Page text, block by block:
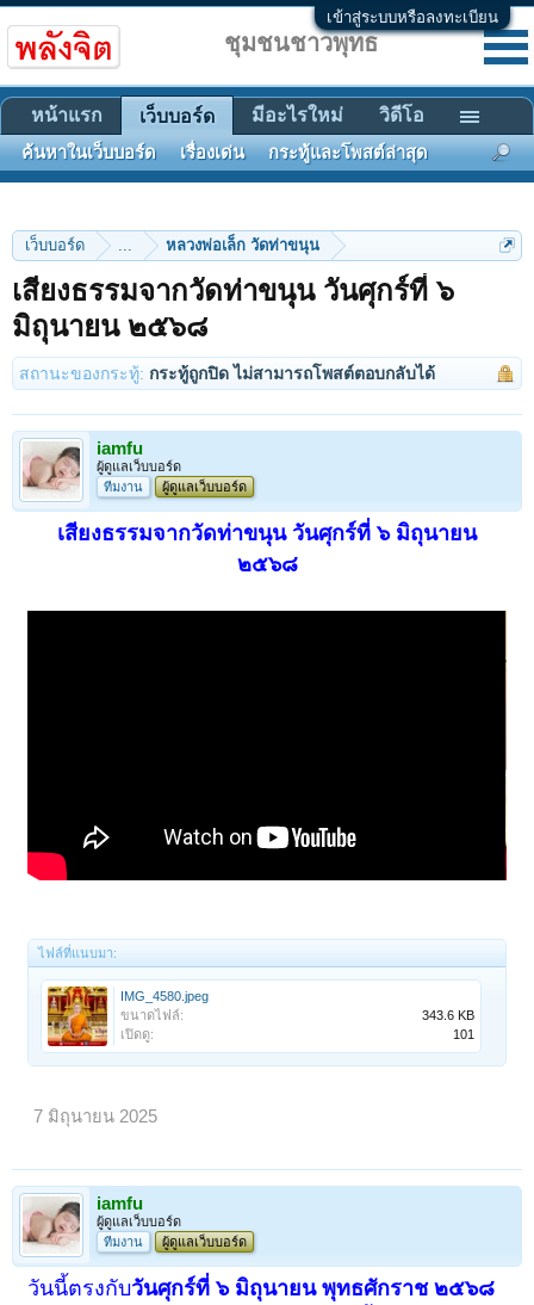
เข้าสู่ระบบหรือลงทะเบียน
เว็บบอร์ด ... หลวงพ่อเล็ก วัดท่าขนุน
เสียงธรรมจากวัดท่าขนุน วันศุกร์ที่ ๖
มิถุนายน ๒๕๖๘
สถานะของกระทู้: กระทู้ถูกปิด ไม่สามารถโพสต์ตอบกลับได้
iamfu
ผู้ดูแลเว็บบอร์ด
ทีมงาน
ผู้ดูแลเว็บบอร์ด
เสียงธรรมจากวัดท่าขนุน วันศุกร์ที่ ๖ มิถุนายน
๒๕๖๘
ไฟล์ที่แนบมา:
IMG_4580.jpeg
ขนาดไฟล์:
343.6 KB
เปิดดู:
101
7 มิถุนายน 2025
iamfu
ผู้ดูแลเว็บบอร์ด
ทีมงาน
ผู้ดูแลเว็บบอร์ด
วันนี้ตรงกับวันศุกร์ที่ ๖ มิถุนายน พุทธศักราช ๒๕๖๘
ชุมชนชาวพุทธ
หน้าแรก เว็บบอร์ด
ค้นหาในเว็บบอร์ด เรื่องเด่น กระทู้และโพสต์ล่าสุด
มีอะไรใหม่ วิดีโอ